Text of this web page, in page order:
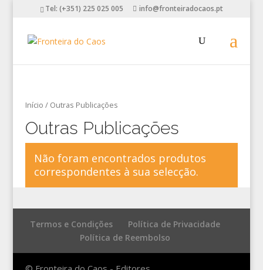
Tel: (+351) 225 025 005 info@fronteiradocaos.pt
Início / Outras Publicações
Outras Publicações
Não foram encontrados produtos
correspondentes à sua selecção.
Termos e Condições
Política de Privacidade
Política de Reembolso